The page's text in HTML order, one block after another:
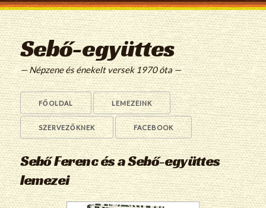
Sebő-együttes
— Népzene és énekelt versek 1970 óta —
FŐOLDAL LEMEZEINK
SZERVEZŐKNEK FACEBOOK
Sebő Ferenc és a Sebő-együttes
lemezei